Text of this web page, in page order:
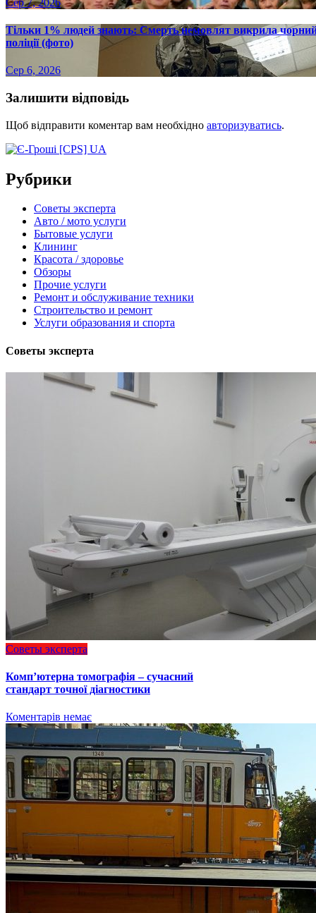
Тільки 1% людей знають: Смерть немовлят викрила чорний
поліції (фото)
Сер 6, 2026
Залишити відповідь
Щоб відправити коментар вам необхідно авторизуватись.
Рубрики
Советы эксперта
Авто / мото услуги
Бытовые услуги
Клининг
Красота / здоровье
Обзоры
Прочие услуги
Ремонт и обслуживание техники
Строительство и ремонт
Услуги образования и спорта
Советы эксперта
Советы эксперта
Комп’ютерна томографія – сучасний
стандарт точної діагностики
Коментарів немає